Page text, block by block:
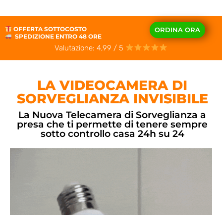
OFFERTA SOTTOCOSTO
SPEDIZIONE ENTRO 48 ORE
ORDINA ORA
Valutazione: 4,99 / 5
LA VIDEOCAMERA DI
SORVEGLIANZA INVISIBILE
La Nuova Telecamera di Sorveglianza a
presa che ti permette di tenere sempre
sotto controllo casa 24h su 24